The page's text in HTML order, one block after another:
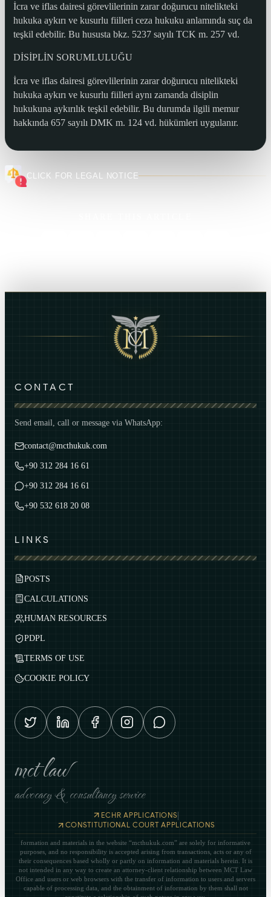
İcra ve iflas dairesi görevlilerinin zarar doğurucu nitelikteki
hukuka aykırı ve kusurlu fiilleri ceza hukuku anlamında suç da
teşkil edebilir. Bu hususta bkz. 5237 sayılı TCK m. 257 vd.
DİSİPLİN SORUMLULUĞU
İcra ve iflas dairesi görevlilerinin zarar doğurucu nitelikteki
hukuka aykırı ve kusurlu fiilleri aynı zamanda disiplin
hukukuna aykırılık teşkil edebilir. Bu durumda ilgili memur
hakkında 657 sayılı DMK m. 124 vd. hükümleri uygulanır.
CLICK FOR LEGAL NOTICE
CONTACT
Send email, call or message via WhatsApp:
contact@mcthukuk.com
+90 312 284 16 61
+90 312 284 16 61
+90 532 618 20 08
LINKS
POSTS
CALCULATIONS
HUMAN RESOURCES
PDPL
TERMS OF USE
COOKIE POLICY
mct law
advocacy & consultancy service
ECHR APPLICATIONS|
CONSTITUTIONAL COURT APPLICATIONS
formation and materials in the website “mcthukuk.com” are solely for informative
purposes, and no responsibility is accepted arising from transactions, acts or any of
their consequences based wholly or partly on information and materials herein. It is
not intended in any way to create an attorney-client relationship between MCT Law
Office and users or web browsers with the transfer of information to users and servers
capable of processing data, and the obtainment of information by them shall not